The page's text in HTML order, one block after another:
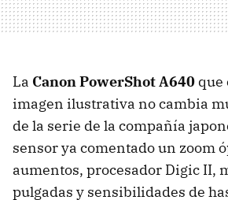
La Canon PowerShot A640 que
imagen ilustrativa no cambia
de la serie de la compañía
sensor ya comentado un zoom
aumentos, procesador Digic II,
pulgadas y sensibilidades de